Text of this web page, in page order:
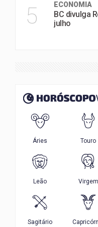
5 ECONOMIA
BC divulga
julho